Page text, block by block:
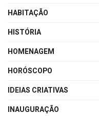
HABITAÇÃO
HISTÓRIA
HOMENAGEM
HORÓSCOPO
IDEIAS CRIATIVAS
INAUGURAÇÃO